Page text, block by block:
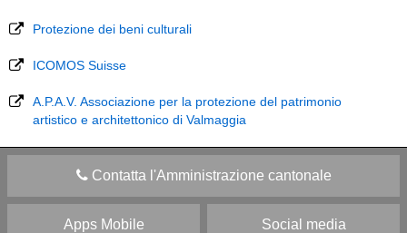
Protezione dei beni culturali
ICOMOS Suisse
A.P.A.V. Associazione per la protezione del patrimonio
artistico e architettonico di Valmaggia
Contatta l'Amministrazione cantonale
Apps Mobile Social media